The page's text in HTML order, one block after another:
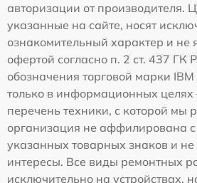
авторизации от производителя.
указанные на сайте, носят
ознакомительный характер и не
офертой согласно п. 2 ст. 437 ГК
обозначения торговой марки
только в информационных целях
перечень техники, с которой мы
организация не аффилирована
указанных товарных знаков и не
интересы. Все виды ремонтных
исключительно на устройствах,